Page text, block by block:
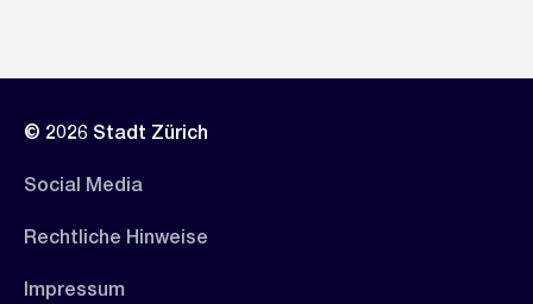
© 2026 Stadt Zürich
Social Media
Rechtliche Hinweise
Impressum